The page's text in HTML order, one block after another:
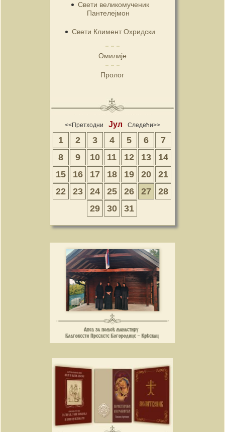
Свети великомученик
Пантелејмон
Свети Климент Охридски
Омилије
Пролог
<<Претходни Јул Следећи>>
1 2 3 4 5 6
7
8
9 10 11 12 13
14
15
16 17 18 19 20
21
22
23 24 25 26 27
28
29
30 31